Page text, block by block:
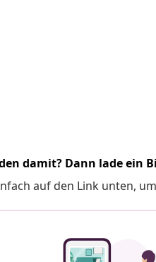
damit? Dann lade ein
auf den Link unten,